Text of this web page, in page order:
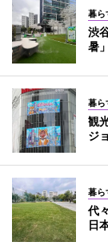
暮ら
渋
暑
暮ら
観
ジ
暮ら
代
日